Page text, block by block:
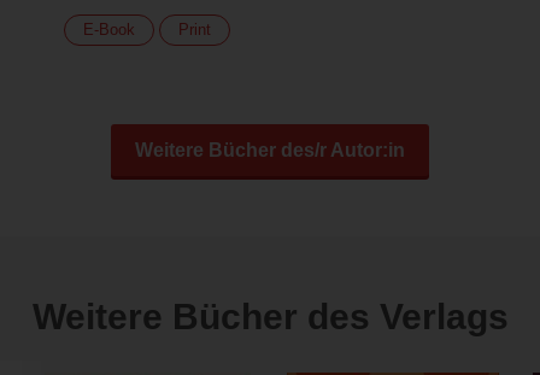
E-Book Print
Weitere Bücher des/r Autor:in
Weitere Bücher des Verlags